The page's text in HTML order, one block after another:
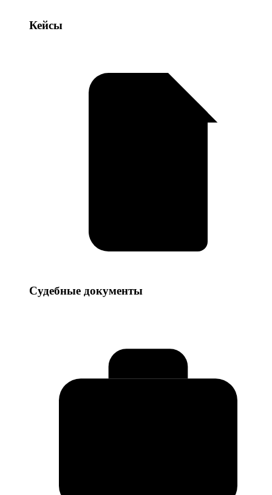
Кейсы
Кейсы
Судебные
Судебные документы